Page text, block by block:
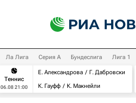
Ла Лига Серия А Бундеслига Лига 1
Теннис
06.08 21:00
Е. Александрова
Г. Дабровски
К. Гауфф
К. Макнейли